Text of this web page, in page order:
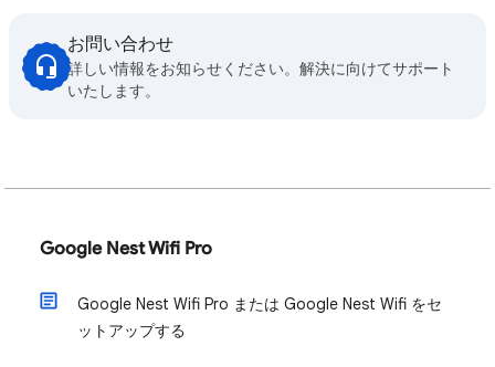
お問い合わせ
詳しい情報をお知らせください。解決に向けてサポート
いたします。
Google Nest Wifi Pro
Google Nest Wifi Pro または Google Nest Wifi をセ
ットアップする